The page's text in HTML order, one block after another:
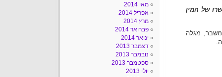
של המין
מגלה
מאי 2014
אפריל 2014
מרץ 2014
פברואר 2014
ינואר 2014
דצמבר 2013
נובמבר 2013
ספטמבר 2013
יולי 2013